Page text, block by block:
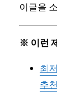
이글을
※ 이런
최
추